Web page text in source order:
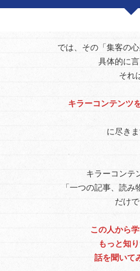
では、その「集客の心
具体的に言
それ
キラーコンテンツ
に尽きま
キラーコンテ
「一つの記事、読み
だけで
この人から
もっと知
話を聞いて